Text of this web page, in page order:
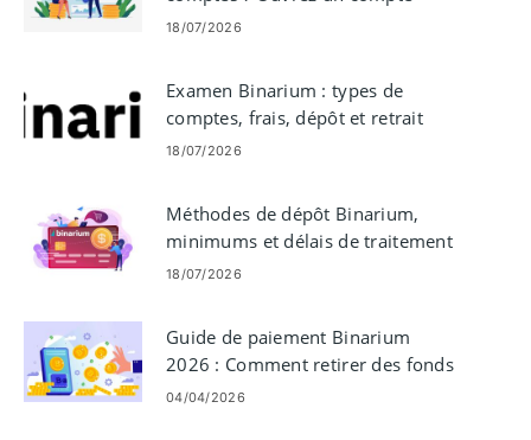
démo avec 10 000 $
18/07/2026
Examen Binarium : types de
comptes, frais, dépôt et retrait
18/07/2026
Méthodes de dépôt Binarium,
minimums et délais de traitement
18/07/2026
Guide de paiement Binarium
2026 : Comment retirer des fonds
en toute sécurité
04/04/2026